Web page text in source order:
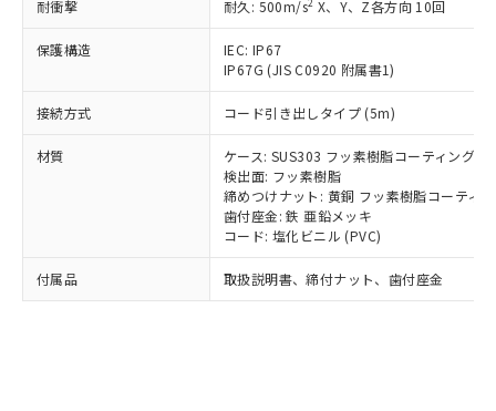
耐衝撃 耐久: 500m/s X、Y、Z各方向 10回
保護構造
IEC: IP67
IP67G (JIS C0920 附属書1)
接続方式 コード引き出しタイプ (5m)
材質
ケース: SUS303 フッ素樹脂コーティング
検出面: フッ素樹脂
締めつけナット: 黄銅 フッ素樹脂コーティ
歯付座金: 鉄 亜鉛メッキ
コード: 塩化ビニル (PVC)
付属品 取扱説明書、締付ナット、歯付座金
ムロン制御機器販売店・当社販売員に
ご相談ください。
オムロン制御機器販売店や当社販売拠
販売ネットワーク
」をご確認
在庫状況および標準価格結果を当社の
事前の承諾なく第三者に漏洩または開
示しないようお願いします。
マイパーツ機能（部品リスト作成サー
ビス）をご利用いただくには、I-Web
メンバーズにご登録されている必要が
お客様が当ウェブサイト上で当社にご
（DBP） 1000ppm以下、フタル酸ジイソブチル
適用除外項目は除く。
フタル酸エステル類の４物質については閾値を超える意
図的な使用がないことを確認しています。
部品在庫の切り替え状況などにより、予定
月が前後することがあります。
イソブチル) : 1000ppm、 BBP(フタル酸ブチルベンジ
DEHP(フタル酸ビス(2-エチルヘキシル)) : 1000ppm
※2 環境保護使用期限
「ｅ」：有害物質（10物質）のすべてが基
準値以下であることを示します。
「10」：通常の使用状況下において有害物
質が外部に漏えいし、環境に深刻な影響を
及ぼさない年数を意味します。
「－」：未確認です。当社販売部門へお問
いよう必要な手段を講じます。
当社は貴社製品を、核兵器、ミサイ
ル、化学兵器、生物兵器またはその他
武器並びにこれらの製造装置等に一切
使用いたしません。
当社は、貴社製品を第三者に販売する
場合は、上記1、2および3の内容を当
該第三者に通知します。また当社は、
販売先および販売に係わる関係者が違
法に輸出するおそれがある場合は、取
一定数には満たないが在庫あり
在庫なし(最新の在庫状況につ
いては、お客様のお取引先、ま
たはお客様担当のオムロン制御
機器販売店・当社販売員にご確
認ください)
受注生産機種、また在庫状況の
情報を公開していない機種